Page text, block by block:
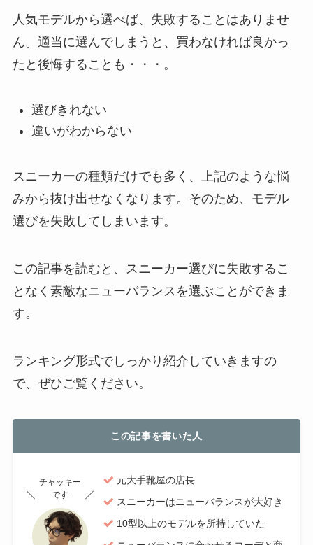
人気モデルから選べば、失敗することはありませ
ん。適当に選んでしまうと、買わなければ良かっ
たと後悔することも・・・。
選びきれない
違いがわからない
スニーカーの種類だけでも多く、上記のような悩
みから抜け出せなくなります。そのため、モデル
選びを失敗してしまいます。
この記事を読むと、スニーカー選びに失敗するこ
となく素敵なニューバランスを選ぶことができま
す。
ランキング形式でしっかり紹介していきますの
で、ぜひご覧ください。
この記事を書いた人
元大手靴屋の店長
スニーカーはニューバランスが大好き
10型以上のモデルを所持していた
チャッキー
です